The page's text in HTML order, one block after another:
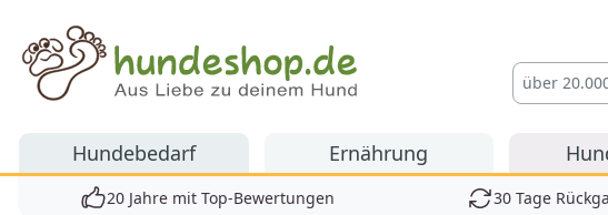
Hundeshop.de
Hundebedarf Ernährung
20 Jahre mit Top-Bewertungen 30 Tage